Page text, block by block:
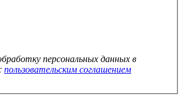
персональных данных в
пользовательским соглашением